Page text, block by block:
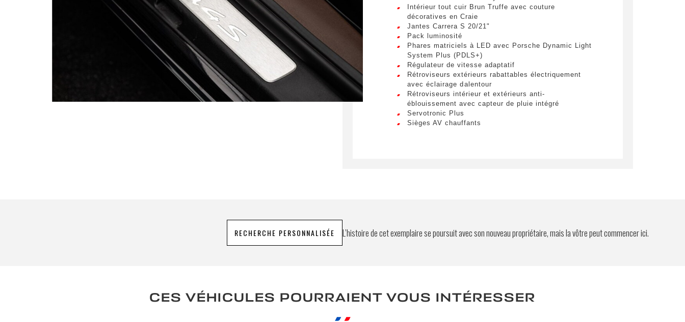
Envoyer
Intérieur tout cuir Brun Truffe avec couture
décoratives en Craie
Jantes Carrera S 20/21"
Pack luminosité
Phares matriciels à LED avec Porsche Dynamic Light
System Plus (PDLS+)
Régulateur de vitesse adaptatif
Rétroviseurs extérieurs rabattables électriquement
avec éclairage dalentour
Rétroviseurs intérieur et extérieurs anti-
éblouissement avec capteur de pluie intégré
Servotronic Plus
Sièges AV chauffants
RECHERCHE PERSONNALISÉE L’histoire de cet exemplaire se poursuit avec son nouveau propriétaire, mais la vôtre peut commencer ici.
CES VÉHICULES POURRAIENT VOUS INTÉRESSER